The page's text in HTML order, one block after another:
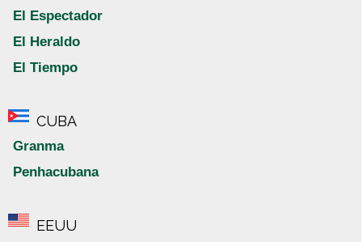
El Espectador
El Heraldo
El Tiempo
CUBA
Granma
Penhacubana
EEUU